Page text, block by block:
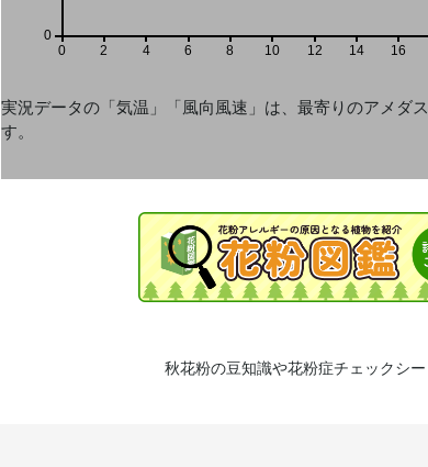
0 2 4 6 8 10 12 14 16
0
実況データの「気温」「風向風速」は、最寄りのアメダス
す。
秋花粉の豆知識や花粉症チェックシ